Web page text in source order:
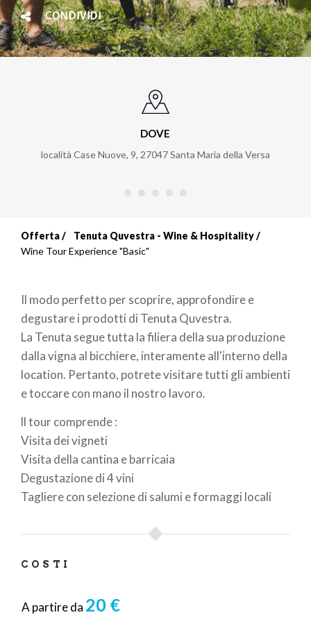
CONDIVIDI
DOVE
località Case Nuove, 9, 27047Santa Maria della Versa
Briciole
pane
Offerta
Tenuta Quvestra - Wine & Hospitality
Wine Tour Experience "Basic"
Il modo perfetto per scoprire, approfondire e
degustare i prodotti di Tenuta Quvestra.
La Tenuta segue tutta la filiera della sua produzione
dalla vigna al bicchiere, interamente all'interno della
location. Pertanto, potrete visitare tutti gli ambienti
e toccare con mano il nostro lavoro.
ll tour comprende :
Visita dei vigneti
Visita della cantina e barricaia
Degustazione di 4 vini
Tagliere con selezione di salumi e formaggi locali
COSTI
A partire da 20 €